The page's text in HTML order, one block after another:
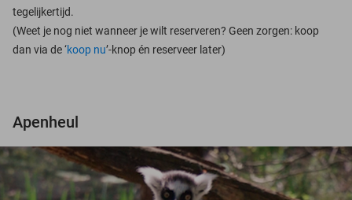
tegelijkertijd.
(Weet je nog niet wanneer je wilt reserveren? Geen zorgen: koop
dan via de ‘koop nu’-knop én reserveer later)
Apenheul